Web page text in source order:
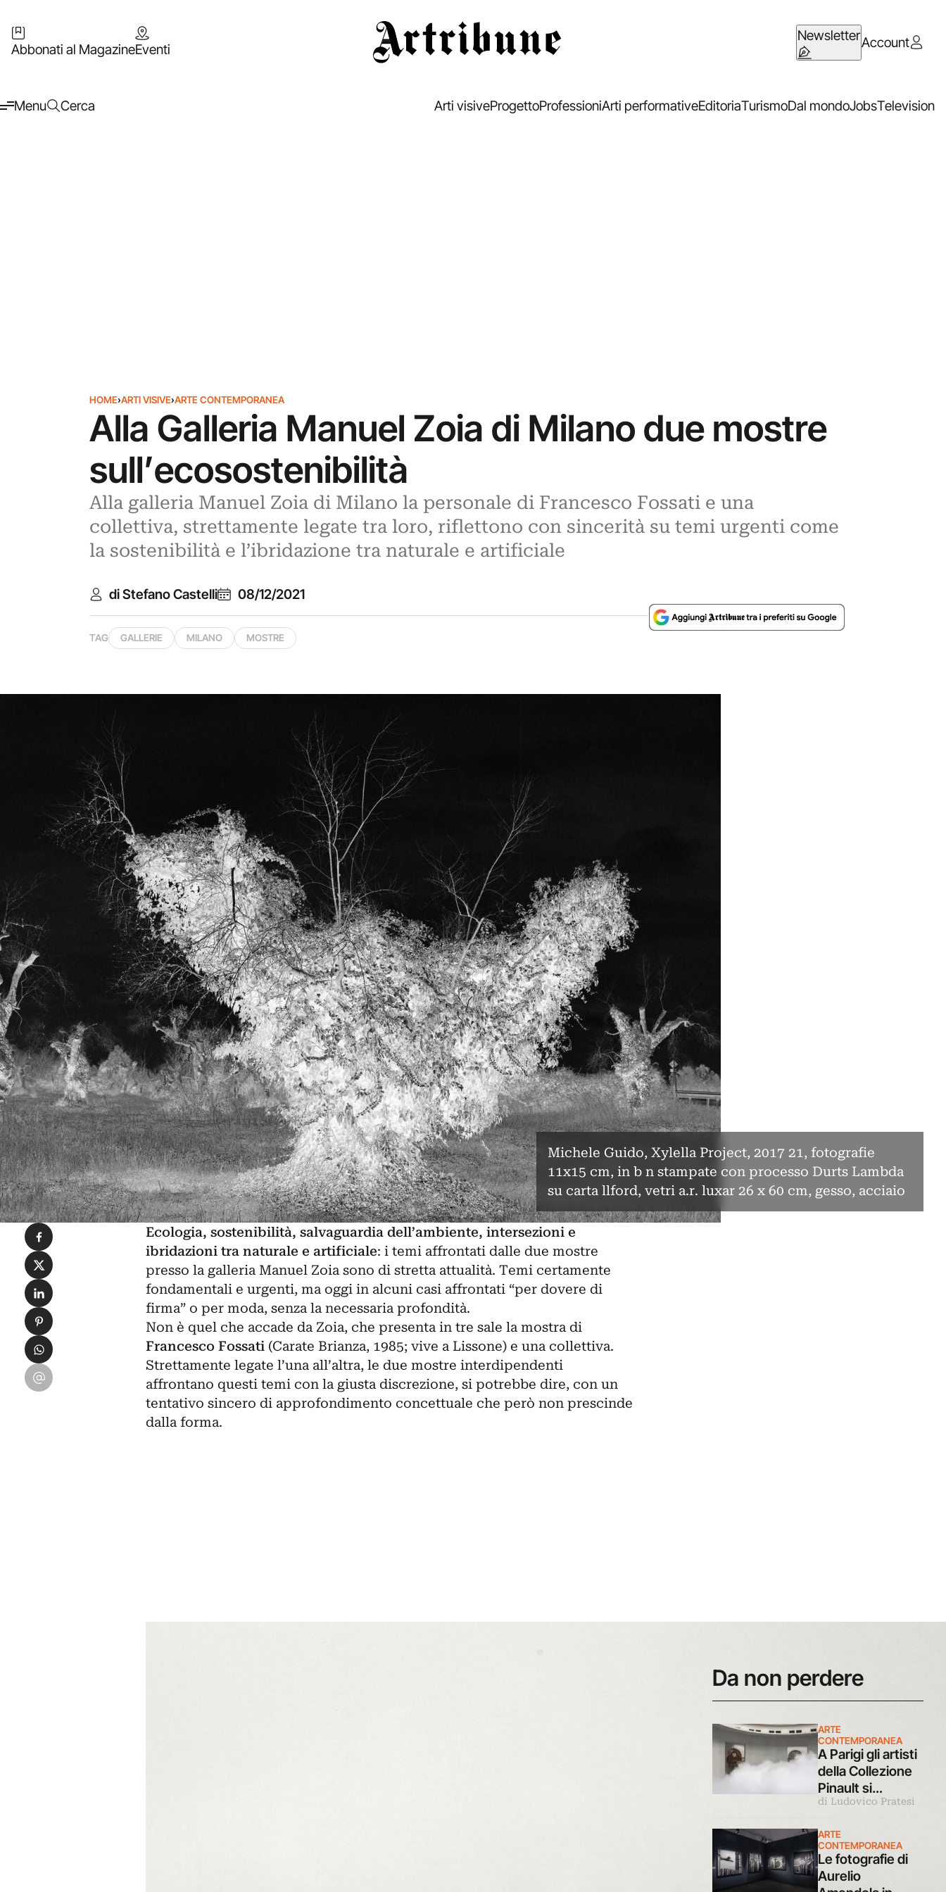
Abbonati al MagazineEventi
NewsletterAccount
Menu Cerca Arti visiveProgettoProfessioniArti performativeEditoriaTurismoDal mondoJobsTelevision
HOME›ARTI VISIVE›ARTE CONTEMPORANEA
Alla Galleria Manuel Zoia di Milano due mostre
sull’ecosostenibilità
Alla galleria Manuel Zoia di Milano la personale di Francesco Fossati e una
collettiva, strettamente legate tra loro, riflettono con sincerità su temi urgenti come
la sostenibilità e l’ibridazione tra naturale e artificiale
di Stefano Castelli 08/12/2021
TAG GALLERIE MILANO MOSTRE
Michele Guido, Xylella Project, 2017 21, fotografie
11x15 cm, in b n stampate con processo Durts Lambda
su carta llford, vetri a.r. luxar 26 x 60 cm, gesso, acciaio
Ecologia, sostenibilità, salvaguardia dell’ambiente, intersezioni e
ibridazioni tra naturale e artificiale: i temi affrontati dalle due mostre
presso la galleria Manuel Zoia sono di stretta attualità. Temi certamente
fondamentali e urgenti, ma oggi in alcuni casi affrontati “per dovere di
firma” o per moda, senza la necessaria profondità.
Non è quel che accade da Zoia, che presenta in tre sale la mostra di
Francesco Fossati(Carate Brianza, 1985; vive a Lissone) e una collettiva.
Strettamente legate l’una all’altra, le due mostre interdipendenti
affrontano questi temi con la giusta discrezione, si potrebbe dire, con un
tentativo sincero di approfondimento concettuale che però non prescinde
dalla forma.
Da non perdere
ARTE
CONTEMPORANEA
A Parigi gli artisti
della Collezione
Pinault si
confrontano con
una grande
mostra
di Ludovico Pratesi
ARTE
CONTEMPORANEA
Le fotografie di
Aurelio
Condividi su Facebook
Condividi su X
Condividi su LinkedIn
Condividi su Pinterest
Condividi su WhatsApp
Condividi su Email